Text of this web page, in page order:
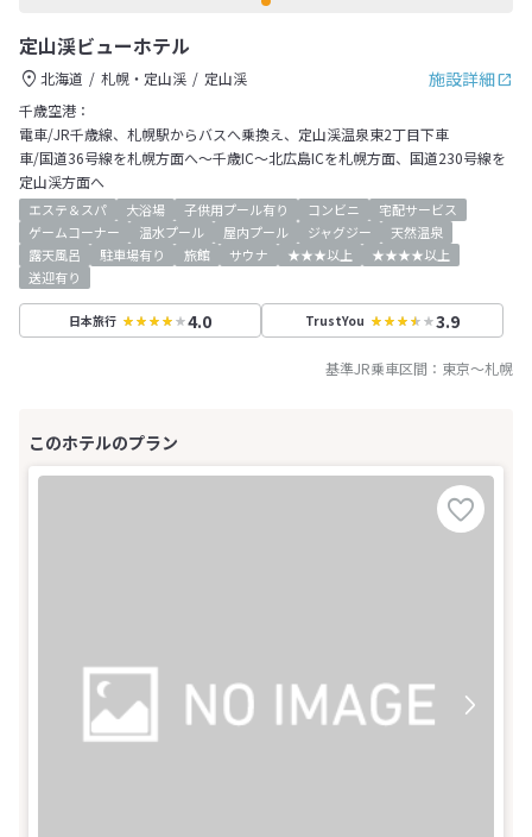
定山渓ビューホテル
施設詳細
北海道 札幌・定山渓
定山渓
千歳空港：
電車/JR千歳線、札幌駅からバスへ乗換え、定山渓温泉東2丁目下車
車/国道36号線を札幌方面へ～千歳IC～北広島ICを札幌方面、国道230号線を
定山渓方面へ
エステ＆スパ 大浴場 子供用プール有り コンビニ
宅配サービス
ゲームコーナー
温水プール 屋内プール ジャグジー
天然温泉
露天風呂
駐車場有り 旅館 サウナ ★★★以上
★★★★以上
送迎有り
日本旅行 4.0 TrustYou 3.9
基準JR乗車区間： 東京～札幌